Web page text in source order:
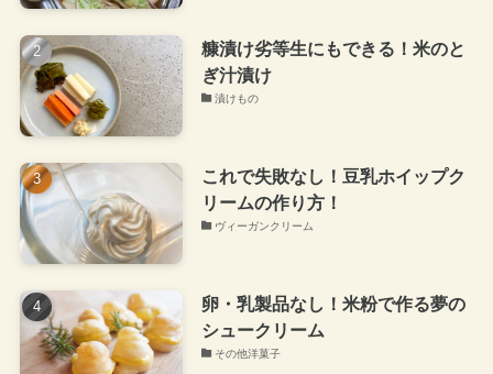
糠漬け劣等生にもできる！米のと
ぎ汁漬け
漬けもの
これで失敗なし！豆乳ホイップク
リームの作り方！
ヴィーガンクリーム
卵・乳製品なし！米粉で作る夢の
シュークリーム
その他洋菓子